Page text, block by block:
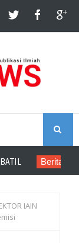
MAHASISWA
IAIN